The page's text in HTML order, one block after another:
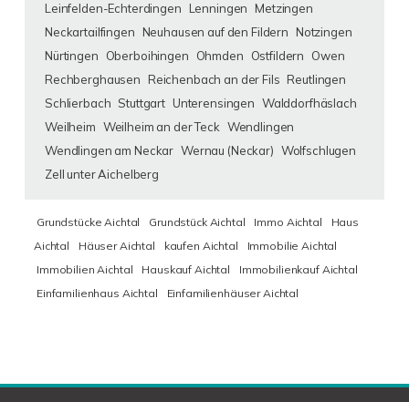
Leinfelden-Echterdingen
Lenningen
Metzingen
Neckartailfingen
Neuhausen auf den Fildern
Notzingen
Nürtingen
Oberboihingen Ohmden Ostfildern
Owen
Rechberghausen
Reichenbach an der Fils Reutlingen
Schlierbach Stuttgart Unterensingen Walddorfhäslach
Weilheim Weilheim an der Teck Wendlingen
Wendlingen am Neckar Wernau (Neckar) Wolfschlugen
Zell unter Aichelberg
Grundstücke Aichtal Grundstück Aichtal Immo Aichtal
Haus
Aichtal
Häuser Aichtal kaufen Aichtal
Immobilie Aichtal
Immobilien Aichtal
Hauskauf Aichtal
Immobilienkauf Aichtal
Einfamilienhaus Aichtal
Einfamilienhäuser Aichtal